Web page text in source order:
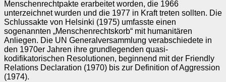
Menschenrechtpakte erarbeitet worden, die 1966
unterzeichnet wurden und die 1977 in Kraft treten sollten. Die
Schlussakte von Helsinki (1975) umfasste einen
sogenannten „Menschenrechtskorb“ mit humanitären
Anliegen. Die UN Generalversammlung verabschiedete in
den 1970er Jahren ihre grundlegenden quasi-
kodifikatorischen Resolutionen, beginnend mit der Friendly
Relations Declaration (1970) bis zur Definition of Aggression
(1974).